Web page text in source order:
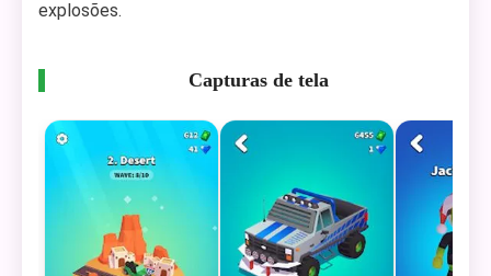
explosões.
Capturas de tela